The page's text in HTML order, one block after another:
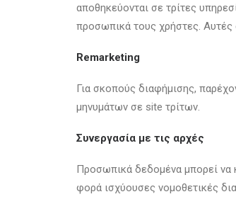
αποθηκεύονται σε τρίτες
προσωπικά τους χρήστες. Αυτές
Remarketing
Για σκοπούς διαφήμισης,
μηνυμάτων σε site τρίτων.
Συνεργασία με τις αρχές
Προσωπικά δεδομένα μπορεί να
φορά ισχύουσες νομοθετικές